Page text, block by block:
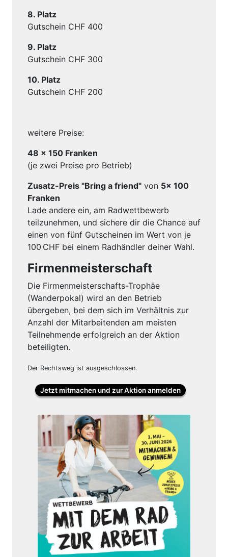
8. Platz
Gutschein CHF 400
9. Platz
Gutschein CHF 300
10. Platz
Gutschein CHF 200
weitere Preise:
48 x 150 Franken
(je zwei Preise pro Betrieb)
Zusatz-Preis "Bring a friend" von 5x 100
Franken
Lade andere ein, am Radwettbewerb
teilzunehmen, und sichere dir die Chance auf
einen von fünf Gutscheinen im Wert von je
100 CHF bei einem Radhändler deiner Wahl.
Firmenmeisterschaft
Die Firmenmeisterschafts-Trophäe
(Wanderpokal) wird an den Betrieb
übergeben, bei dem sich im Verhältnis zur
Anzahl der Mitarbeitenden am meisten
Teilnehmende erfolgreich an der Aktion
beteiligten.
Der Rechtsweg ist ausgeschlossen.
Jetzt mitmachen und zur Aktion anmelden